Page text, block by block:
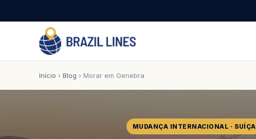
Início › Blog › Morar em Genebra
MUDANÇA INTERNACIONAL · SUÍÇA